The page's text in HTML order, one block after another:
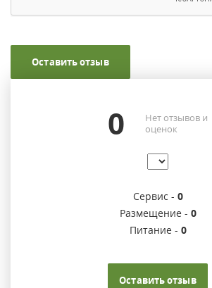
Оставить отзыв
0
Нет отзывов и
оценок
Сервис - 0
Размещение - 0
Питание - 0
Оставить отзыв